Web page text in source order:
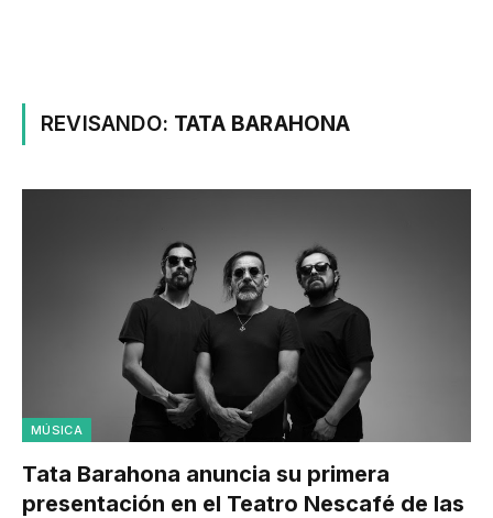
REVISANDO: TATA BARAHONA
MÚSICA
Tata Barahona anuncia su primera
presentación en el Teatro Nescafé de las